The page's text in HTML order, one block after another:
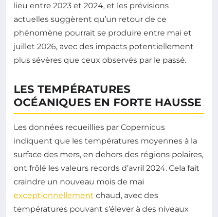
lieu entre 2023 et 2024, et les prévisions
actuelles suggèrent qu’un retour de ce
phénomène pourrait se produire entre mai et
juillet 2026, avec des impacts potentiellement
plus sévères que ceux observés par le passé.
LES TEMPÉRATURES
OCÉANIQUES EN FORTE HAUSSE
Les données recueillies par Copernicus
indiquent que les températures moyennes à la
surface des mers, en dehors des régions polaires,
ont frôlé les valeurs records d’avril 2024. Cela fait
craindre un nouveau mois de mai
exceptionnellement chaud, avec des
températures pouvant s’élever à des niveaux